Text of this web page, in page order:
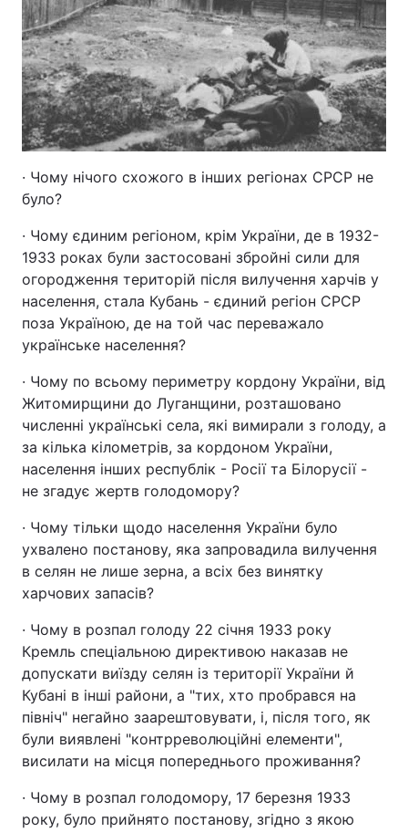
· Чому нічого схожого в інших регіонах СРСР не
було?
· Чому єдиним регіоном, крім України, де в 1932-
1933 роках були застосовані збройні сили для
огородження територій після вилучення харчів у
населення, стала Кубань - єдиний регіон СРСР
поза Україною, де на той час переважало
українське населення?
· Чому по всьому периметру кордону України, від
Житомирщини до Луганщини, розташовано
численні українські села, які вимирали з голоду, а
за кілька кілометрів, за кордоном України,
населення інших республік - Росії та Білорусії -
не згадує жертв голодомору?
· Чому тільки щодо населення України було
ухвалено постанову, яка запровадила вилучення
в селян не лише зерна, а всіх без винятку
харчових запасів?
· Чому в розпал голоду 22 січня 1933 року
Кремль спеціальною директивою наказав не
допускати виїзду селян із території України й
Кубані в інші райони, а "тих, хто пробрався на
північ" негайно заарештовувати, і, після того, як
були виявлені "контрреволюційні елементи",
висилати на місця попереднього проживання?
· Чому в розпал голодомору, 17 березня 1933
року, було прийнято постанову, згідно з якою